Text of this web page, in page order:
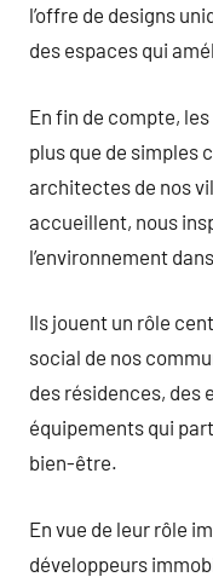
l’offre de designs
des espaces qui
En fin de compte,
plus que de simples
architectes de nos
accueillent, nous
l’environnement
Ils jouent un rôle
social de nos
des résidences, des
équipements qui
bien-être.
En vue de leur rôle
développeurs